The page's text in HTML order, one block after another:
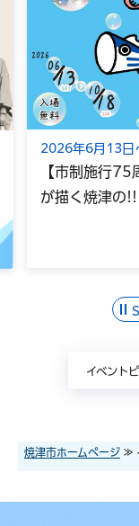
2026年6月13日
【市制施行75
が描く焼津の
イベント
焼津市ホームページ ≫